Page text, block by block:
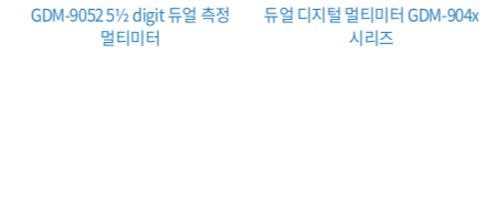
GDM-9052 5½ digit 듀얼 측정
멀티미터
듀얼 디지털 멀티미터 GDM-904x
시리즈